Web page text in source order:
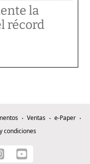
la
récord
Ventas
e-Paper
condiciones